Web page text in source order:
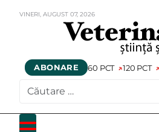
VINERI, AUGUST 07,2026
ABONARE 60 PCT 120 PCT